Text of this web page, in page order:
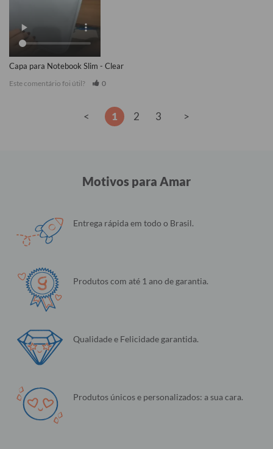
Capa para Notebook Slim - Clear
Este comentário foi útil? 0
< 1 2 3 >
Motivos para Amar
Entrega rápida em todo o Brasil.
Produtos com até 1 ano de garantia.
Qualidade e Felicidade garantida.
Produtos únicos e personalizados: a sua cara.